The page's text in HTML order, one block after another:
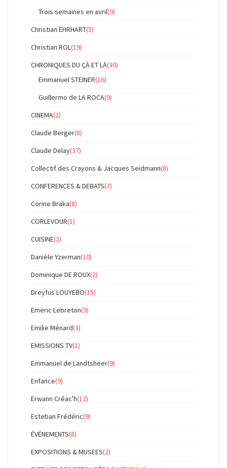
Trois semaines en avril(9)
Christian EHRHART(5)
Christian ROL(19)
CHRONIQUES DU ÇÀ ET LÀ(30)
Emmanuel STEINER(16)
Guillermo de LA ROCA(9)
CINEMA(2)
Claude Berger(8)
Claude Delay(37)
Collectif des Crayons & Jacques Seidmann(8)
CONFERENCES & DEBATS(7)
Corine Braka(8)
CORLEVOUR(1)
CUISINE(2)
Danièle Yzerman(10)
Dominique DE ROUX(2)
Dreyfus LOUYEBO(15)
Emeric Lebreton(9)
Emilie Ménard(3)
EMISSIONS TV(1)
Emmanuel de Landtsheer(9)
Enfance(9)
Erwann Créac'h(12)
Esteban Frédéric(9)
ÉVÉNEMENTS(8)
EXPOSITIONS & MUSEES(2)